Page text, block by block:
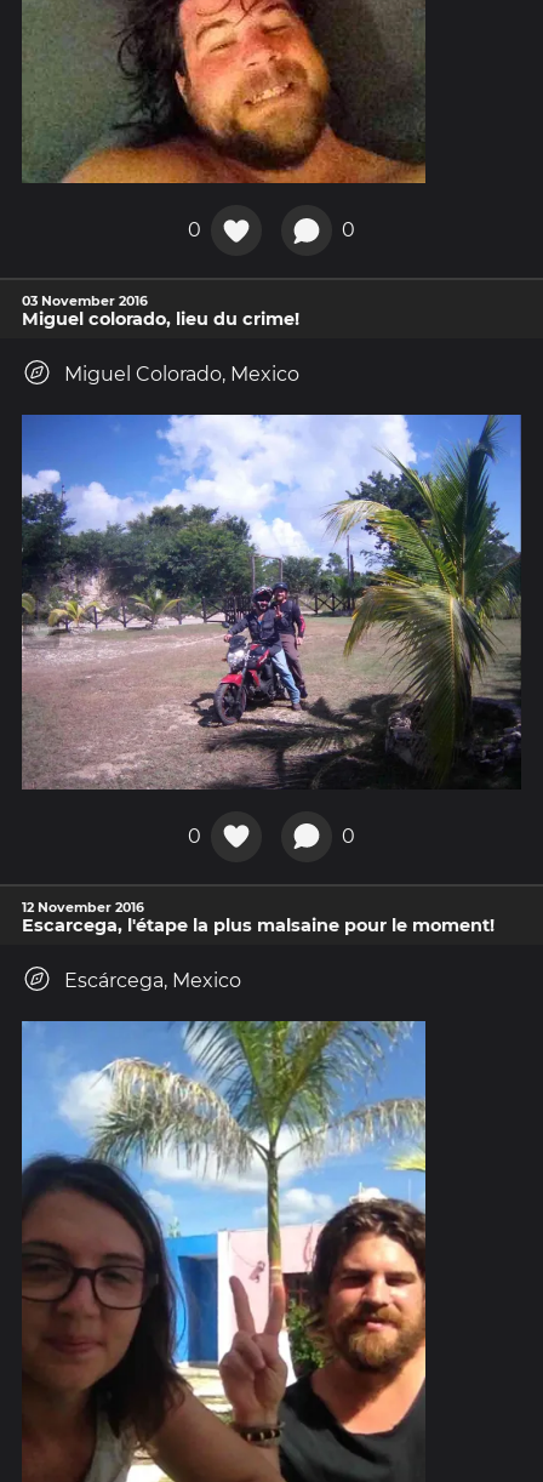
0 0
03 November 2016
Miguel colorado, lieu du crime!
Miguel Colorado, Mexico
0 0
12 November 2016
Escarcega, l'étape la plus malsaine pour le moment!
Escárcega, Mexico